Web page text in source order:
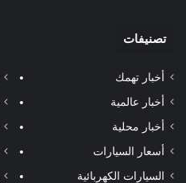
تصنيفات
أخبار تهمك
أخبار عالمية
أخبار محلية
أسعار السيارات
السيارات الكهربائية